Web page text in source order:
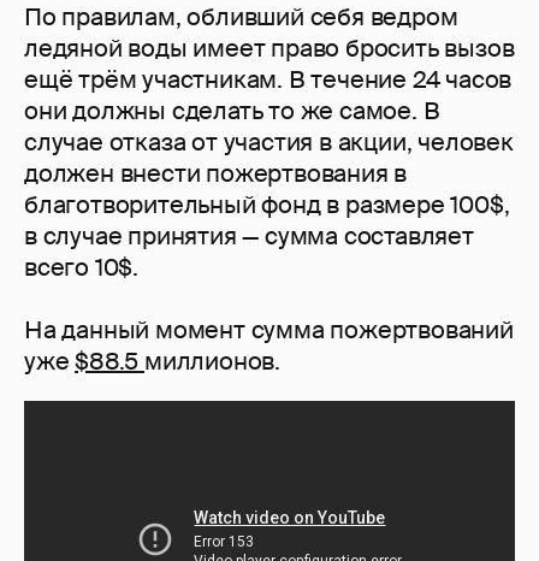
По правилам, обливший себя ведром
ледяной воды имеет право бросить вызов
ещё трём участникам. В течение 24 часов
они должны сделать то же самое. В
случае отказа от участия в акции, человек
должен внести пожертвования в
благотворительный фонд в размере 100$,
в случае принятия — сумма cоставляет
всего 10$.
На данный момент сумма пожертвований
уже$88.5 миллионов.